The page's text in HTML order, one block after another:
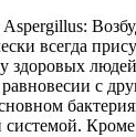
всегда
у здоровых
с